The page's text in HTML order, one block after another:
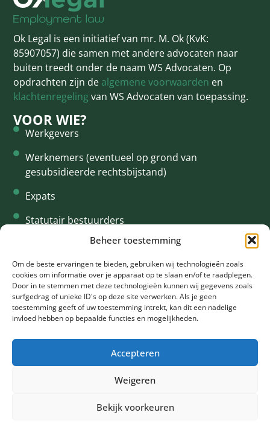
Beheer toestemming
Om de beste ervaringen te bieden, gebruiken wij technologieën zoals
cookies om informatie over je apparaat op te slaan en/of te raadplegen.
Door in te stemmen met deze technologieën kunnen wij gegevens zoals
surfgedrag of unieke ID's op deze site verwerken. Als je geen
toestemming geeft of uw toestemming intrekt, kan dit een nadelige
invloed hebben op bepaalde functies en mogelijkheden.
Accepteren
Weigeren
Bekijk voorkeuren
Ok Legal is een initiatief van mr. M. Ok (KvK:
85907057) die samen met andere advocaten naar
buiten treedt onder de naam WS Advocaten. Op
opdrachten zijn de algemene voorwaarden en
klachtenregelingvan WS Advocaten van toepassing.
VOOR WIE?
Werkgevers
Werknemers (eventueel op grond van
gesubsidieerde rechtsbijstand)
Expats
Statutair bestuurders
CONTACT
+31 61 94 34 615
info@oklegal.nl
Privacy policy
Sitemap
Duurzaam ontwikkeld door